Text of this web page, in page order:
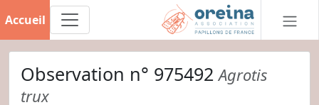
Accueil
Observation n° 975492Agrotis
trux